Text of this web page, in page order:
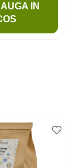
IN